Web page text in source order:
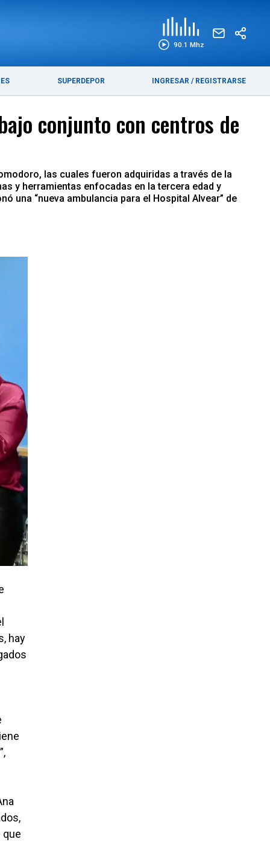
90.1 Mhz
SUPERDEPOR INGRESAR / REGISTRARSE
conjunto con centros de
las cuales fueron adquiridas a través de la
y herramientas enfocadas en la tercera edad y
una “nueva ambulancia para el Hospital Alvear” de
hay
que